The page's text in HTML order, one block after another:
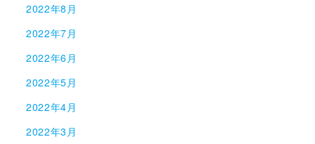
2022年8月
2022年7月
2022年6月
2022年5月
2022年4月
2022年3月